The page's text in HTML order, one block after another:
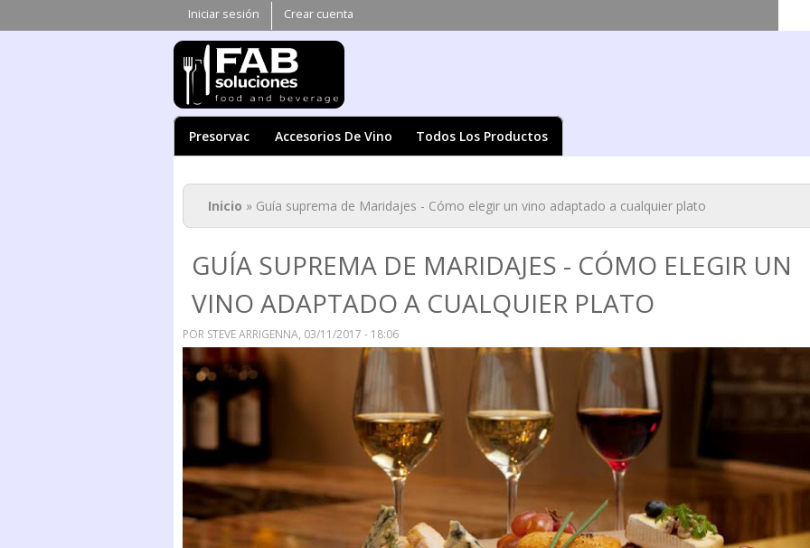
contenido
Iniciar sesión Crear cuenta
Presorvac Accesorios De Vino Todos Los Productos
Se encuentra usted aquí
Inicio » Guía suprema de Maridajes - Cómo elegir un vino adaptado a cualquier plato
GUÍA SUPREMA DE MARIDAJES - CÓMO ELEGIR UN
VINO ADAPTADO A CUALQUIER PLATO
POR STEVE ARRIGENNA, 03/11/2017 - 18:06